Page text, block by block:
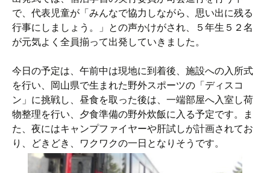
で、代表児童が「みんなで協力しながら、思い出に残る
行事にしましょう。」との声かけがされ、５年生５２名
が元気よく全員揃って出発していきました。
今日の予定は、午前中は現地に到着後、施設への入所式
を行い、岡山県で生まれた野外スポーツの「ディスコ
ン」に挑戦し、昼食を取った後は、一端部屋へ入室し荷
物整理を行い、夕食準備の野外炊飯に入る予定です。ま
た、夜にはキャンプファイヤーや肝試しが計画されてお
り、どきどき、ワクワクの一日となりそうです。